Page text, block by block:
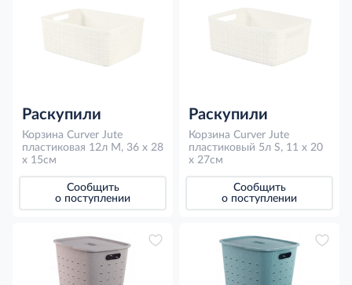
Раскупили
Корзина Curver Jute
пластиковая 12л M, 36 x 28
x 15см
Сообщить
о поступлении
Раскупили
Корзина Curver Jute
пластиковый 5л S, 11 х 20
х 27см
Сообщить
о поступлении